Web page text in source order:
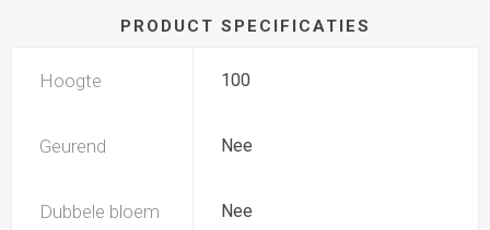
PRODUCT SPECIFICATIES
Hoogte 100
Geurend Nee
Dubbele bloem Nee